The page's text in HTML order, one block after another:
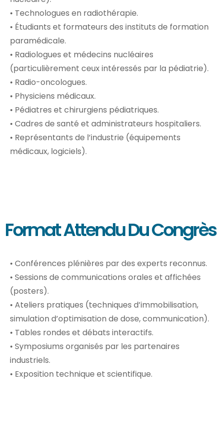
• Technologues en radiothérapie.
• Étudiants et formateurs des instituts de formation
paramédicale.
• Radiologues et médecins nucléaires
(particulièrement ceux intéressés par la pédiatrie).
• Radio-oncologues.
• Physiciens médicaux.
• Pédiatres et chirurgiens pédiatriques.
• Cadres de santé et administrateurs hospitaliers.
• Représentants de l’industrie (équipements
médicaux, logiciels).
Format Attendu Du Congrès
• Conférences plénières par des experts reconnus.
• Sessions de communications orales et affichées
(posters).
• Ateliers pratiques (techniques d’immobilisation,
simulation d’optimisation de dose, communication).
• Tables rondes et débats interactifs.
• Symposiums organisés par les partenaires
industriels.
• Exposition technique et scientifique.